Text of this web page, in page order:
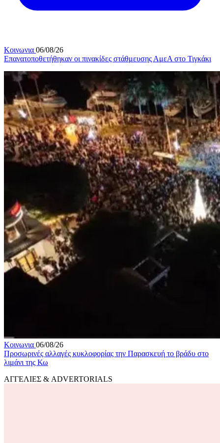
Κοινωνια 06/08/26
Επανατοποθετήθηκαν οι πινακίδες στάθμευσης ΑμεΑ στο Τιγκάκι
Κοινωνια 06/08/26
Προσωρινές αλλαγές κυκλοφορίας την Παρασκευή το βράδυ στο
λιμάνι της Κω
ΑΓΓΕΛΙΕΣ & ADVERTORIALS